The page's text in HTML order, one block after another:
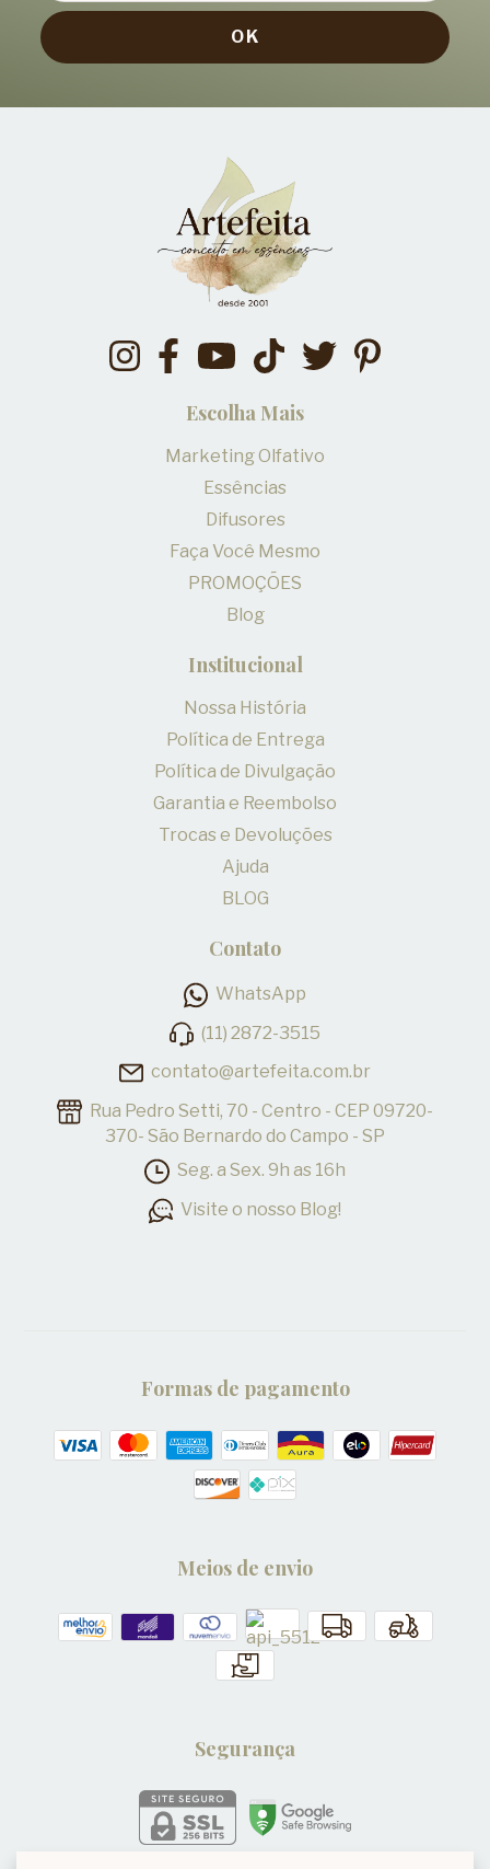
Escolha Mais
Marketing Olfativo
Essências
Difusores
Faça Você Mesmo
PROMOÇÕES
Blog
Institucional
Nossa História
Política de Entrega
Política de Divulgação
Garantia e Reembolso
Trocas e Devoluções
Ajuda
BLOG
Contato
WhatsApp
(11) 2872-3515
contato@artefeita.com.br
Rua Pedro Setti, 70 - Centro - CEP 09720-
370- São Bernardo do Campo - SP
Seg. a Sex. 9h as 16h
Visite o nosso Blog!
Formas de pagamento
Meios de envio
Segurança